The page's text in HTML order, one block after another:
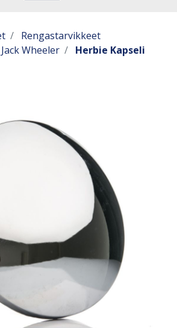
Rengastarvikkeet
Jack Wheeler Herbie Kapseli